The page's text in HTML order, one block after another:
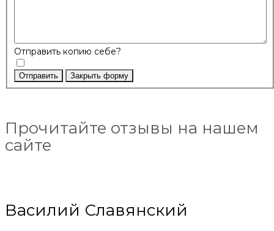
Отправить копию себе?
Отправить Закрыть форму
Прочитайте отзывы на нашем
сайте
Василий Славянский